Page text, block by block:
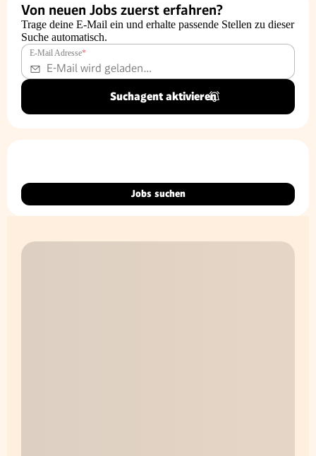
Von neuen Jobs zuerst erfahren?
Trage deine E-Mail ein und erhalte passende Stellen zu dieser
Suche automatisch.
E-Mail Adresse*
Suchagent aktivieren
Jobs suchen